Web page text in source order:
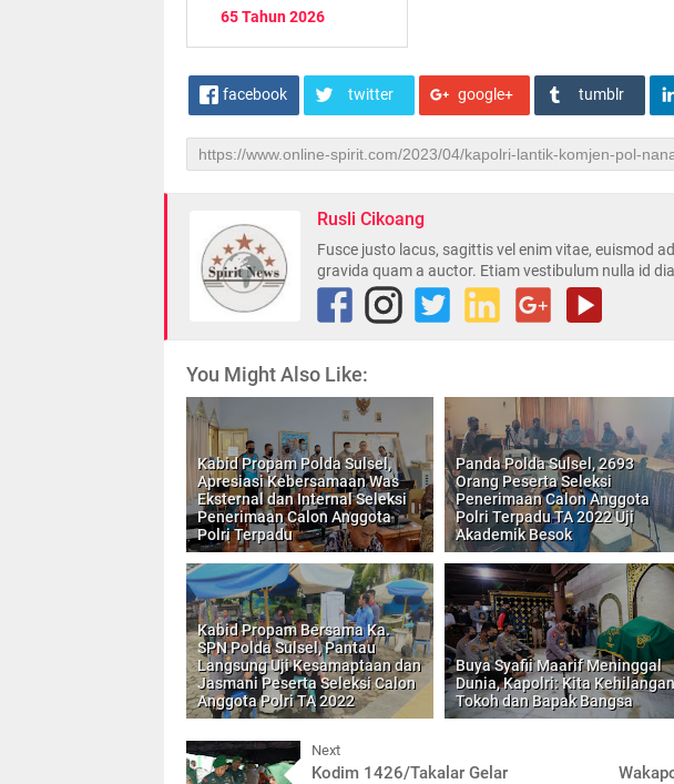
65 Tahun 2026
facebook twitter google+ tumblr
Rusli Cikoang
Fusce justo lacus, sagittis vel enim vitae, euismod
gravida quam a auctor. Etiam vestibulum nulla id
You Might Also Like:
Kabid Propam Polda Sulsel,
Apresiasi Kebersamaan Was
Eksternal dan Internal Seleksi
Penerimaan Calon Anggota
Polri Terpadu
Panda Polda Sulsel, 2693
Orang Peserta Seleksi
Penerimaan Calon Anggota
Polri Terpadu TA 2022 Uji
Akademik Besok
Kabid Propam Bersama Ka.
SPN Polda Sulsel, Pantau
Langsung Uji Kesamaptaan dan
Jasmani Peserta Seleksi Calon
Anggota Polri TA 2022
Buya Syafii Maarif Meninggal
Dunia, Kapolri: Kita Kehilangan
Tokoh dan Bapak Bangsa
Next
Kodim 1426/Takalar Gelar